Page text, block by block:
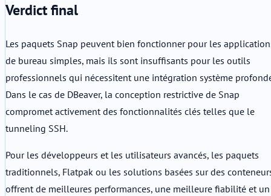
Verdict final
Les paquets Snap peuvent bien fonctionner pour les
de bureau simples, mais ils sont insuffisants pour les outils
professionnels qui nécessitent une intégration système
Dans le cas de DBeaver, la conception restrictive de Snap
compromet activement des fonctionnalités clés telles que le
tunneling SSH.
Pour les développeurs et les utilisateurs avancés, les paquets
traditionnels, Flatpak ou les solutions basées sur des
offrent de meilleures performances, une meilleure fiabilité et un